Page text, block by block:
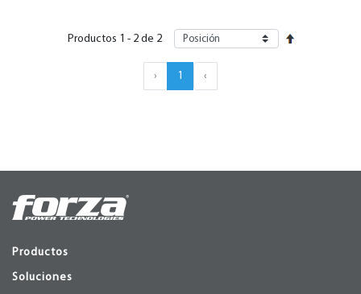
Productos 1 - 2 de 2
‹
1
›
Productos
Soluciones